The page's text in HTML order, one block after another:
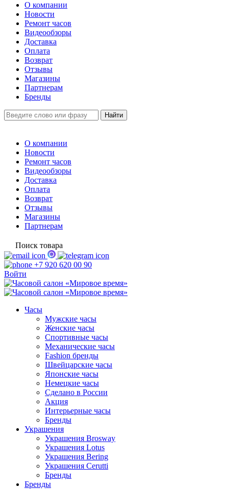
О компании
Новости
Ремонт часов
Видеообзоры
Доставка
Оплата
Возврат
Отзывы
Магазины
Партнерам
Бренды
О компании
Новости
Ремонт часов
Видеообзоры
Доставка
Оплата
Возврат
Отзывы
Магазины
Партнерам
Поиск товара
+7 920 620 00 90
Войти
Часы
Мужские часы
Женские часы
Спортивные часы
Механические часы
Fashion бренды
Швейцарские часы
Японские часы
Немецкие часы
Сделано в России
Акция
Интерьерные часы
Бренды
Украшения
Украшения Brosway
Украшения Lotus
Украшения Bering
Украшения Cerutti
Бренды
Бренды